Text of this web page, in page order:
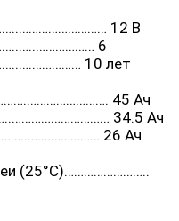
12 В
6
10 лет
45 Ач
34.5 Ач
26 Ач
(25°С)……………………..